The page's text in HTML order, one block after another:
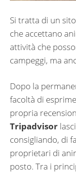
Si tratta di un
che accettano
attività che
campeggi, ma
Dopo la
facoltà di
propria
Tripadvisor
consigliando, di
proprietari di
posto. Tra i